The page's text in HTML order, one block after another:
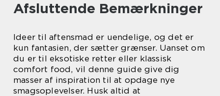
Afsluttende Bemærkninger
Ideer til aftensmad er uendelige, og det er
kun fantasien, der sætter grænser. Uanset om
du er til eksotiske retter eller klassisk
comfort food, vil denne guide give dig
masser af inspiration til at opdage nye
smagsoplevelser. Husk altid at